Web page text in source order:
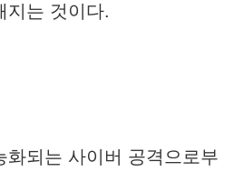
지는 것이다.
화되는 사이버 공격으로부